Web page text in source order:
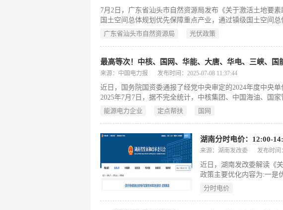
7月2日，广东省汕头市自然资源局发布《关于激活土地要
国土空间总体规划优先保障重点产业，通过镇级国土空间
服务和公用设施布局，优先保障农村一二三产业融合发展
广东省汕头市自然资源局 光伏政策
来源：中国电力报 发布时间：2025-07-08 11:37:44
近日，国务院国资委通报了经党中央审定的2024年度中央
2025年7月7日，据不完全统计，中核集团、中国海油、国
国华电、三峡集团、国家能源集团、东方电气、中国电建
能源电力企业 定点帮扶 国网
湖南分时电价：12:00-
来源：湖南发改委 发布时间
近日，湖南发改委解读《
政策主要优化内容为:一是
为平段12:00-14:00由高峰
分时电价